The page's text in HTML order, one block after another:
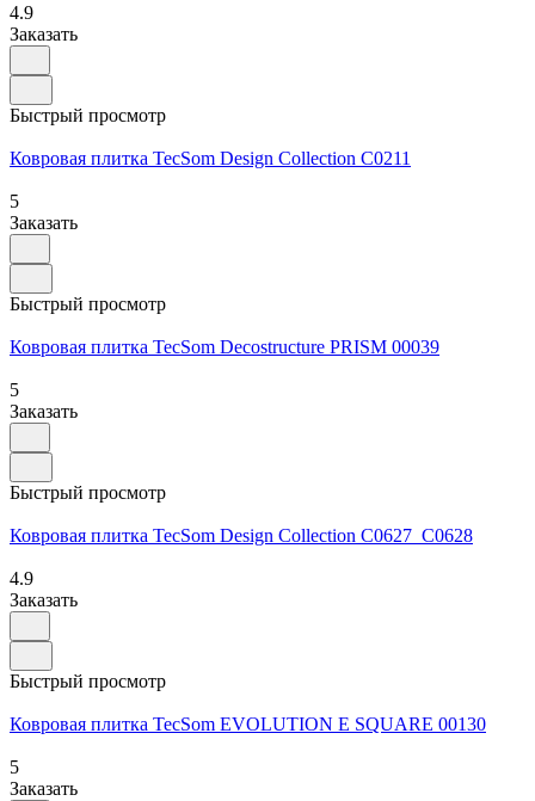
4.9
Заказать
Быстрый просмотр
Ковровая плитка TecSom Design Collection C0211
5
Заказать
Быстрый просмотр
Ковровая плитка TecSom Decostructure PRISM 00039
5
Заказать
Быстрый просмотр
Ковровая плитка TecSom Design Collection C0627_C0628
4.9
Заказать
Быстрый просмотр
Ковровая плитка TecSom EVOLUTION E SQUARE 00130
5
Заказать